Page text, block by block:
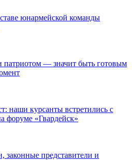
юнармейской команды
патриотом — значит быть готовым
наши курсанты встретились с
форуме «Гвардейск»
законные представители и